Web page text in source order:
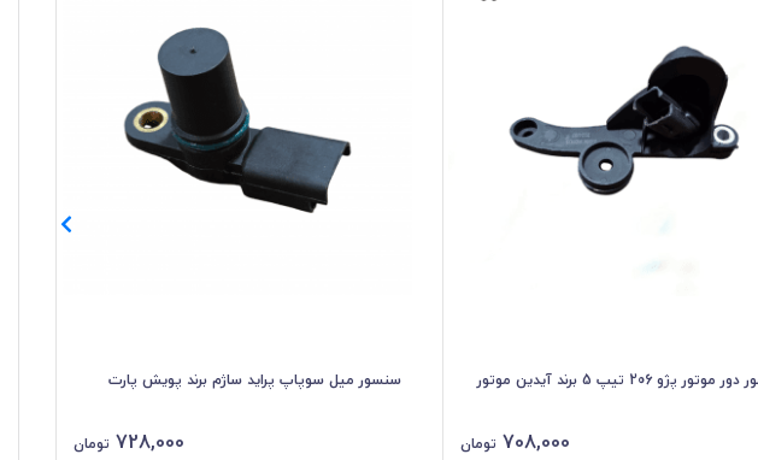
پژو 206 تیپ 5 برند آیدین موتور
708,000 تومان
سنسور میل سوپاپ پراید ساژم برند پویش پارت
728,000 تومان